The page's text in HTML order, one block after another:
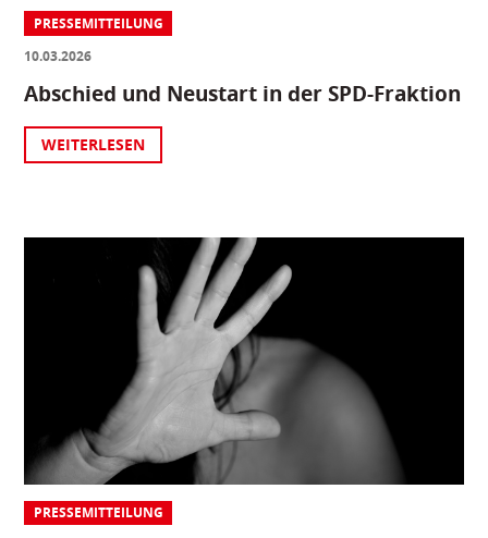
PRESSEMITTEILUNG
10.03.2026
Abschied und Neustart in der SPD-Fraktion
WEITERLESEN
PRESSEMITTEILUNG